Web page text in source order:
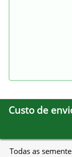
Custo de
Todas as